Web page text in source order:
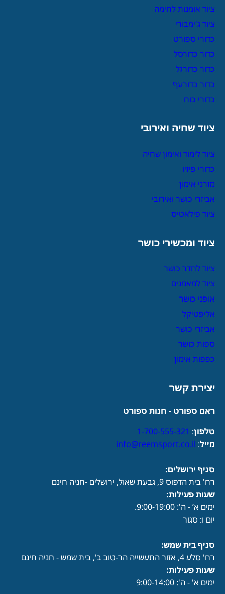
ציוד אומנות לחימה
ציוד ג'ימבורי
כדורי ספורט
כדור כדורסל
כדור כדורגל
כדור כדורעף
כדורי כוח
ציוד שחיה ואירובי
ציוד לימוד ואימון שחיה
כדורי פיזיו
מזרני אימון
אביזרי כושר ואירובי
ציוד פילאטיס
ציוד ומכשירי כושר
ציוד לחדר כושר
ציוד למאמנים
אופני כושר
אליפטיקל
אביזרי כושר
ספות כושר
כפפות אימון
יצירת קשר
ראם ספורט - חנות ספורט
טלפון:
1-700-555-321
מייל:
info@reemsport.co.il
סניף ירושלים:
רח' בית הדפוס 9, גבעת שאול, ירושלים -חניה חינם
שעות פעילות:
ימים א’ - ה': 9:00-19:00.
יום ו: סגור
סניף בית שמש:
רח' סלע 4, אזור התעשייה הר-טוב ב', בית שמש - חניה חינם
שעות פעילות:
ימים א' - ה': 9:00-14:00